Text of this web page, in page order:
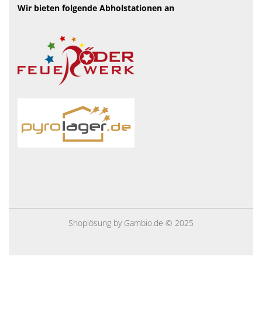
Wir bieten folgende Abholstationen an
Shoplösung by Gambio.de © 2025